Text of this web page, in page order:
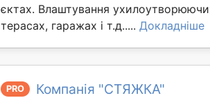
єктах. Влаштування
терасах, гаражах і т.д..... Докладніше
PRO Компанія "СТЯЖКА"